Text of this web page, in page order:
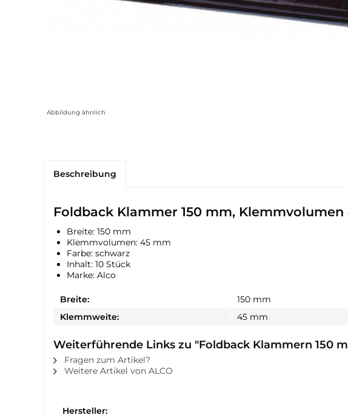
Abbildung ähnlich
Beschreibung
Foldback Klammer 150 mm,
Breite: 150 mm
Klemmvolumen: 45 mm
Farbe: schwarz
Inhalt: 10 Stück
Marke: Alco
Breite:
150 mm
Klemmweite:
45 mm
Weiterführende Links zu "Foldback Klammern 150
Fragen zum Artikel?
Weitere Artikel von ALCO
Hersteller: